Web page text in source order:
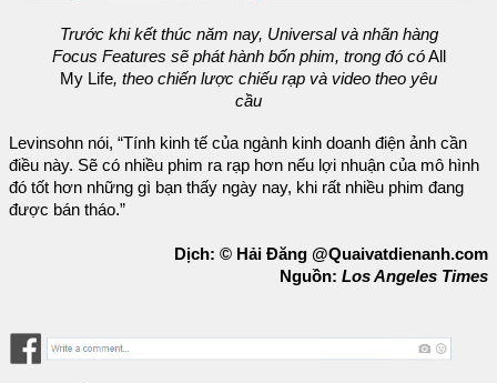
Trước khi kết thúc năm nay, Universal và nhãn hàng
Focus Features sẽ phát hành bốn phim, trong đó cóAll
My Life, theo chiến lược chiếu rạp và video theo yêu
cầu
Levinsohn nói, “Tính kinh tế của ngành kinh doanh điện ảnh cần
điều này. Sẽ có nhiều phim ra rạp hơn nếu lợi nhuận của mô hình
đó tốt hơn những gì bạn thấy ngày nay, khi rất nhiều phim đang
được bán tháo.”
Dịch: © Hải Đăng @Quaivatdienanh.com
Nguồn: Los Angeles Times